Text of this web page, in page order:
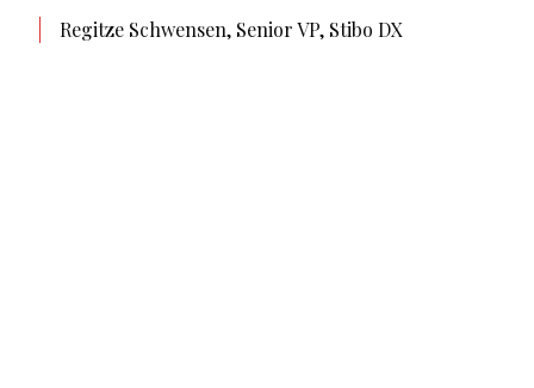
Regitze Schwensen, Senior VP, Stibo DX